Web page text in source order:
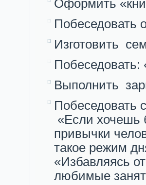
Оформить
Побеседовать
Изготовить
Побеседовать:
Выполнить
Побеседовать
«Если хочешь
привычки
такое режим
«Избавляясь
любимые